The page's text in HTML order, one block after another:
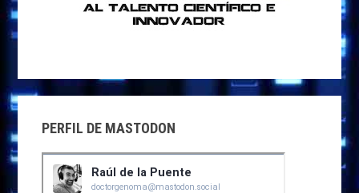
PERFIL DE MASTODON